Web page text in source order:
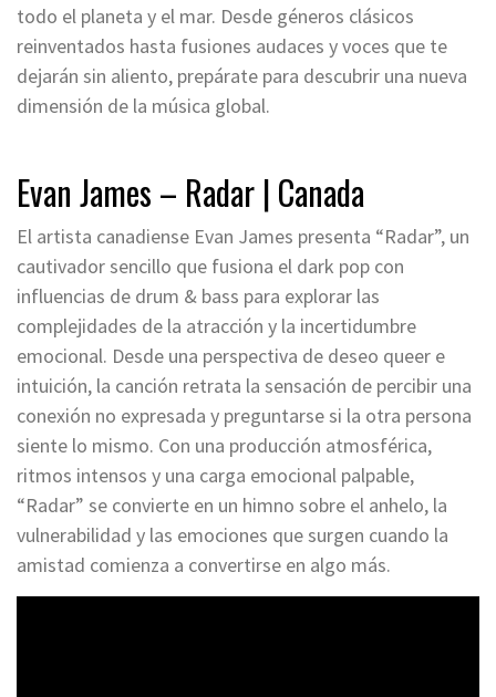
todo el planeta y el mar. Desde géneros clásicos
reinventados hasta fusiones audaces y voces que te
dejarán sin aliento, prepárate para descubrir una nueva
dimensión de la música global.
Evan James – Radar | Canada
El artista canadiense Evan James presenta “Radar”, un
cautivador sencillo que fusiona el dark pop con
influencias de drum & bass para explorar las
complejidades de la atracción y la incertidumbre
emocional. Desde una perspectiva de deseo queer e
intuición, la canción retrata la sensación de percibir una
conexión no expresada y preguntarse si la otra persona
siente lo mismo. Con una producción atmosférica,
ritmos intensos y una carga emocional palpable,
“Radar” se convierte en un himno sobre el anhelo, la
vulnerabilidad y las emociones que surgen cuando la
amistad comienza a convertirse en algo más.